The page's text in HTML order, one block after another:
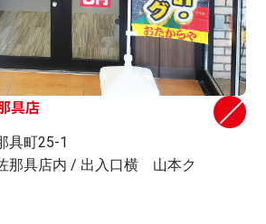
具店
具町25-1
那具店内 / 出入口横 山本ク